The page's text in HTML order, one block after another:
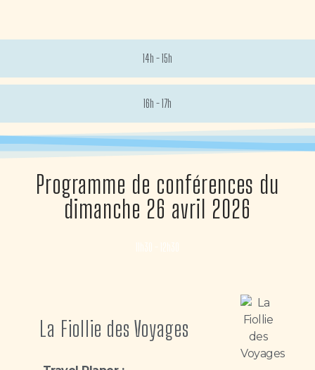
14h - 15h
16h - 17h
Programme de conférences du
dimanche 26 avril 2026
La Fiollie des Voyages